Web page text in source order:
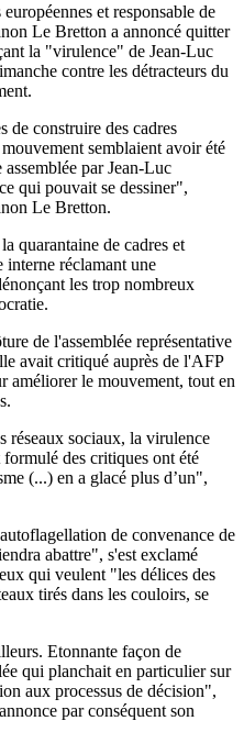
et responsable de
Le Bretton a annoncé quitter
la "virulence" de Jean-Luc
contre les détracteurs du
de construire des cadres
semblaient avoir été
par Jean-Luc
qui pouvait se dessiner",
Le Bretton.
quarantaine de cadres et
interne réclamant une
les trop nombreux
de l'assemblée représentative
avait critiqué auprès de l'AFP
améliorer le mouvement, tout en
réseaux sociaux, la virulence
des critiques ont été
(...) en a glacé plus d’un",
de convenance de
abattre", s'est exclamé
qui veulent "les délices des
tirés dans les couloirs, se
Etonnante façon de
qui planchait en particulier sur
aux processus de décision",
par conséquent son